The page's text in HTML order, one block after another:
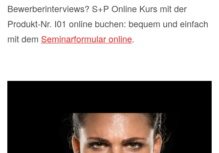
Bewerberinterviews? S+P Online Kurs mit der
Produkt-Nr. I01 online buchen: bequem und einfach
mit dem Seminarformular online.